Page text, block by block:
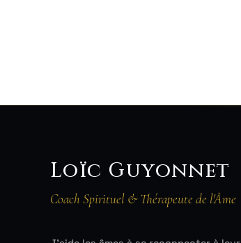
Loïc Guyonnet
Coach Spirituel & Thérapeute de l'Âme